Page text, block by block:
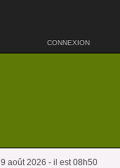
CONNEXION
août 2026 - il est 08h50